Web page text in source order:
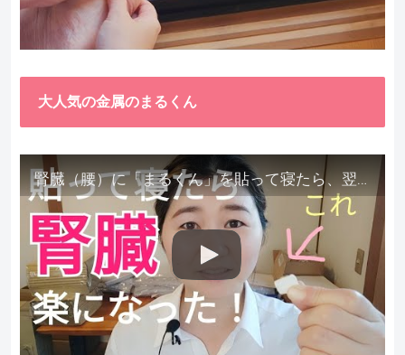
大人気の金属のまるくん
腎臓（腰）に「まるくん」を貼って寝たら、翌朝めちゃ楽でびっくりしました。腎臓叩いても痛くない！【お客様の声を試してみた】